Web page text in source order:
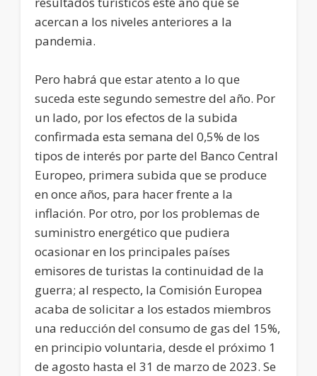
acercan a los niveles anteriores a la
pandemia.
Pero habrá que estar atento a lo que
suceda este segundo semestre del año. Por
un lado, por los efectos de la subida
confirmada esta semana del 0,5% de los
tipos de interés por parte del Banco Central
Europeo, primera subida que se produce
en once años, para hacer frente a la
inflación. Por otro, por los problemas de
suministro energético que pudiera
ocasionar en los principales países
emisores de turistas la continuidad de la
guerra; al respecto, la Comisión Europea
acaba de solicitar a los estados miembros
una reducción del consumo de gas del 15%,
en principio voluntaria, desde el próximo 1
de agosto hasta el 31 de marzo de 2023. Se